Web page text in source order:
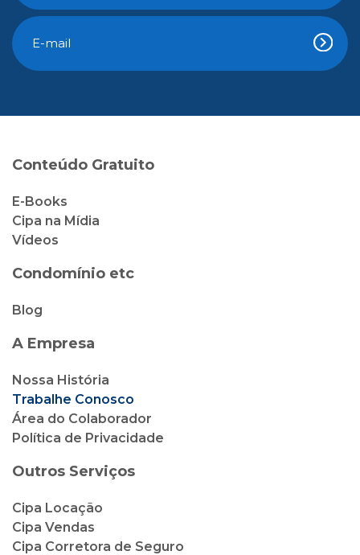
Conteúdo Gratuito
E-Books
Cipa na Mídia
Vídeos
Condomínio etc
Blog
A Empresa
Nossa História
Trabalhe Conosco
Área do Colaborador
Política de Privacidade
Outros Serviços
Cipa Locação
Cipa Vendas
Cipa Corretora de Seguro